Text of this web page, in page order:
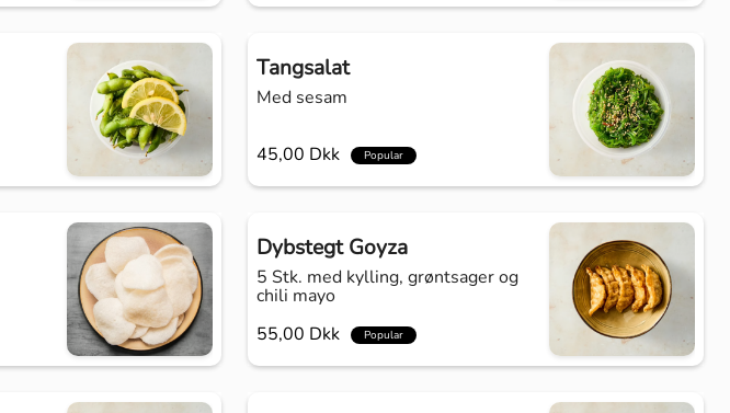
Tangsalat
Med sesam
45,00 Dkk Popular
Dybstegt Goyza
5 Stk. med kylling, grøntsager og
chili mayo
55,00 Dkk
Popular